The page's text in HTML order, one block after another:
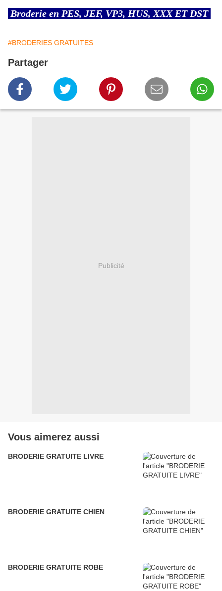
Broderie en PES, JEF, VP3, HUS, XXX ET DST
#BRODERIES GRATUITES
Partager
Publicité
Vous aimerez aussi
BRODERIE GRATUITE LIVRE
BRODERIE GRATUITE CHIEN
BRODERIE GRATUITE ROBE